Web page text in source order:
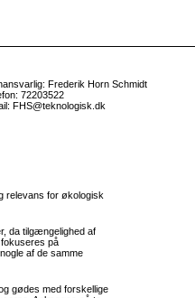
Frederik Horn Schmidt
72203522
FHS@teknologisk.dk
relevans for økologisk
da tilgængelighed af
på
af de samme
gødes med forskellige